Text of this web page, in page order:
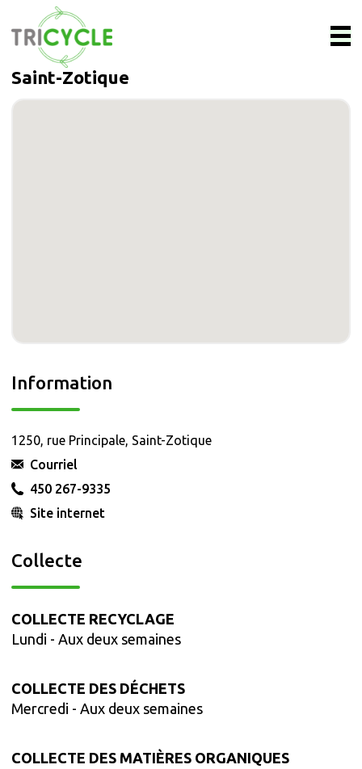
Saint-Zotique
Information
1250, rue Principale, Saint-Zotique
Courriel
450 267-9335
Site internet
Collecte
COLLECTE RECYCLAGE
Lundi - Aux deux semaines
COLLECTE DES DÉCHETS
Mercredi - Aux deux semaines
COLLECTE DES MATIÈRES ORGANIQUES